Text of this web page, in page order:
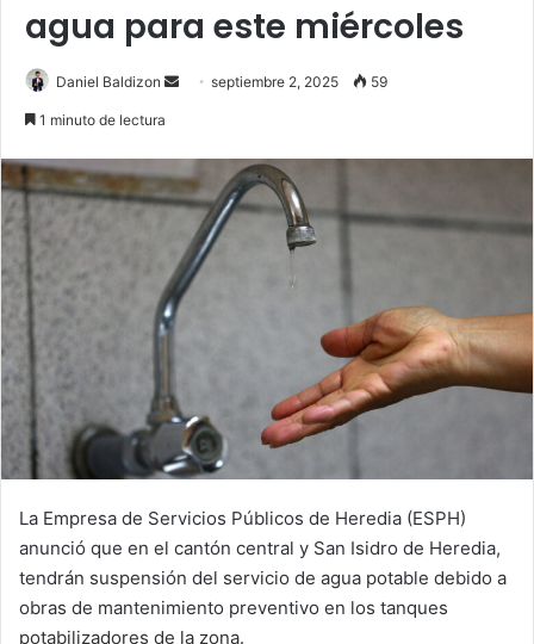
agua para este miércoles
Daniel Baldizon
Sendseptiembre 2, 2025 59
1 minuto de lectura
La Empresa de Servicios Públicos de Heredia (ESPH)
anunció que en el cantón central y San Isidro de Heredia,
tendrán suspensión del servicio de agua potable debido a
obras de mantenimiento preventivo en los tanques
potabilizadores de la zona.